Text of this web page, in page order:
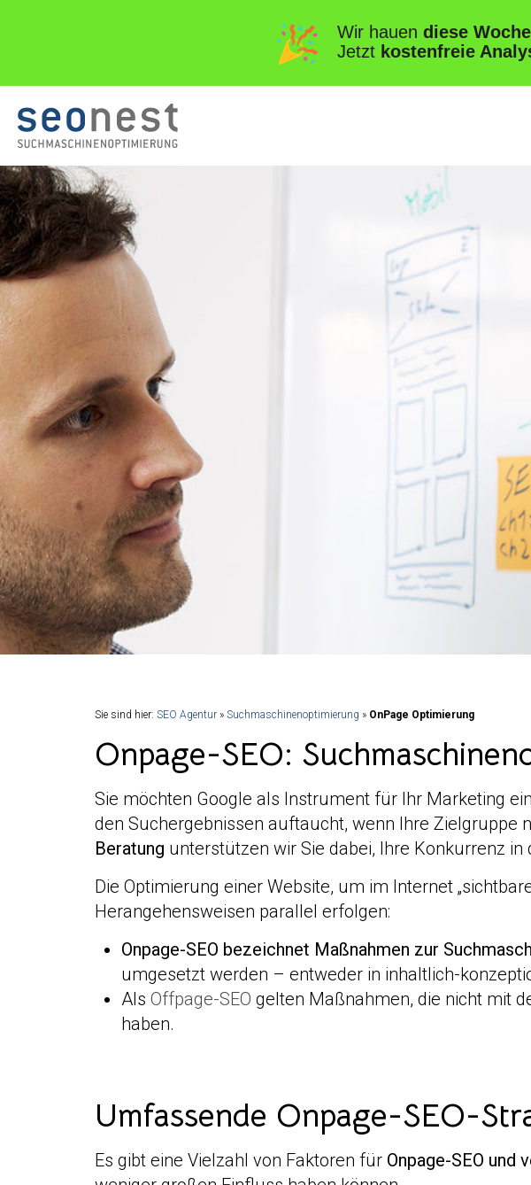
Sie sind hier: SEO Agentur » Suchmaschinenoptimierung » OnPage Optimierung
Onpage-SEO:
Sie möchten Google als Instrument für Ihr Marketing
den Suchergebnissen auftaucht, wenn Ihre Zielgruppe
Beratung unterstützen wir Sie dabei, Ihre Konkurrenz
Die Optimierung einer Website, um im Internet
Herangehensweisen parallel erfolgen:
Onpage-SEO bezeichnet Maßnahmen zur
umgesetzt werden – entweder in inhaltlich-
Als Offpage-SEO gelten Maßnahmen, die nicht mit
haben.
Umfassende Onpage-SEO-
Es gibt eine Vielzahl von Faktoren für Onpage-SEO und